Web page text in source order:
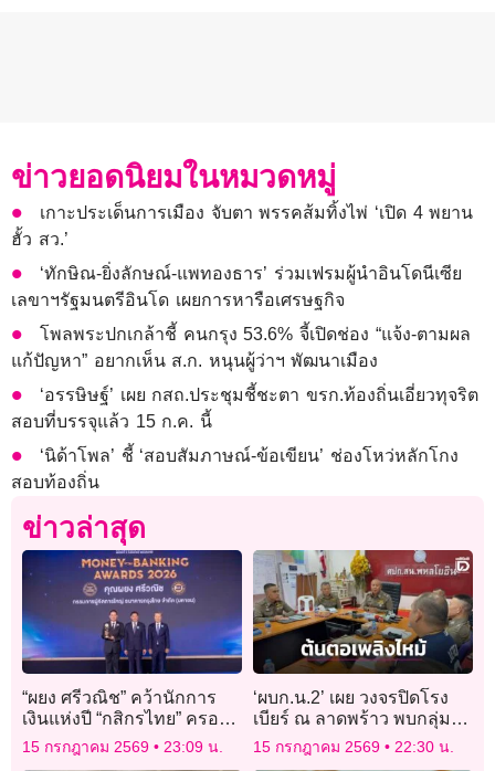
ข่าวยอดนิยมในหมวดหมู่
เกาะประเด็นการเมือง จับตา พรรคส้มทิ้งไพ่ ‘เปิด 4 พยาน
ฮั้ว สว.’
‘ทักษิณ-ยิ่งลักษณ์-แพทองธาร’ ร่วมเฟรมผู้นำอินโดนีเซีย
เลขาฯรัฐมนตรีอินโด เผยการหารือเศรษฐกิจ
โพลพระปกเกล้าชี้ คนกรุง 53.6% จี้เปิดช่อง “แจ้ง-ตามผล
แก้ปัญหา” อยากเห็น ส.ก. หนุนผู้ว่าฯ พัฒนาเมือง
‘อรรษิษฐ์’ เผย กสถ.ประชุมชี้ชะตา ขรก.ท้องถิ่นเอี่ยวทุจริต
สอบที่บรรจุแล้ว 15 ก.ค. นี้
‘นิด้าโพล’ ชี้ ‘สอบสัมภาษณ์-ข้อเขียน’ ช่องโหว่หลักโกง
สอบท้องถิ่น
ข่าวล่าสุด
“ผยง ศรีวณิช” คว้านักการ
เงินแห่งปี “กสิกรไทย” ครอง
ธนาคารแห่งปี 2026
15 กรกฎาคม 2569 23:09 น.
‘ผบก.น.2’ เผย วงจรปิดโรง
เบียร์ ณ ลาดพร้าว พบกลุ่ม
ควันฝ้าเพดานเหนือเวที ก่อน
เกิดโศกนาฎกรรม
15 กรกฎาคม 2569 22:30 น.